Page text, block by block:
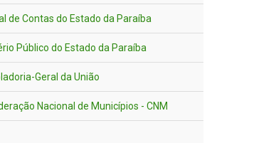
de Contas do Estado da Paraíba
Público do Estado da Paraíba
Geral da União
Nacional de Municípios - CNM